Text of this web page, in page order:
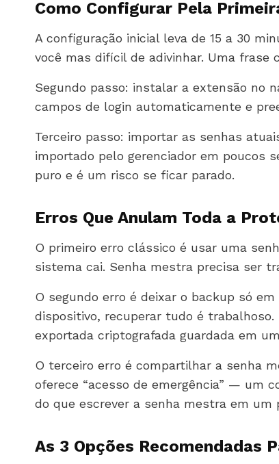
Como Configurar Pela
A configuração inicial leva de 15 a 30
você mas difícil de adivinhar. Uma
Segundo passo: instalar a extensão no
campos de login automaticamente e
Terceiro passo: importar as senhas
importado pelo gerenciador em poucos
puro e é um risco se ficar parado.
Erros Que Anulam Toda a
O primeiro erro clássico é usar uma
sistema cai. Senha mestra precisa ser
O segundo erro é deixar o backup só
dispositivo, recuperar tudo é
exportada criptografada guardada em
O terceiro erro é compartilhar a senha
oferece “acesso de emergência” — um
do que escrever a senha mestra em um
As 3 Opções Recomendadas